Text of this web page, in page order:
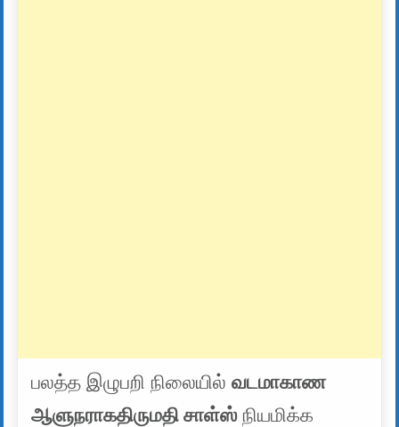
பலத்த இழுபறி நிலையில்வடமாகாண
ஆளுநராகதிருமதி சாள்ஸ்நியமிக்க